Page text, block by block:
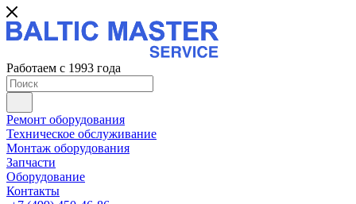
Работаем с 1993 года
Ремонт оборудования
Техническое обслуживание
Монтаж оборудования
Запчасти
Оборудование
Контакты